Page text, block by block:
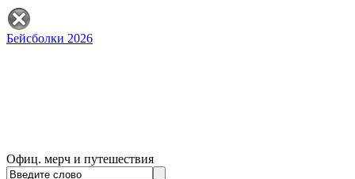
Бейсболки 2026
Офиц. мерч и путешествия